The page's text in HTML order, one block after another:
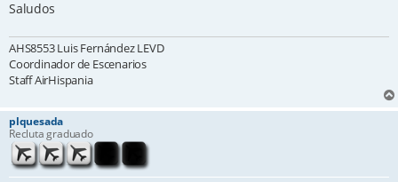
Saludos
AHS8553 Luis Fernández LEVD
Coordinador de Escenarios
Staff AirHispania
plquesada
Recluta graduado